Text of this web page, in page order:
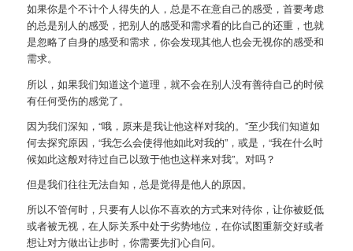
如果你是个不计个人得失的人，总是不在意自己的感受，首要考虑
的总是别人的感受，把别人的感受和需求看的比自己的还重，也就
是忽略了自身的感受和需求，你会发现其他人也会无视你的感受和
需求。
所以，如果我们知道这个道理，就不会在别人没有善待自己的时候
有任何受伤的感觉了。
因为我们深知，“哦，原来是我让他这样对我的。”至少我们知道如
何去探究原因，“我怎么会使得他如此对我的”，或是，“我在什么时
候如此这般对待过自己以致于他也这样来对我”。对吗？
但是我们往往无法自知，总是觉得是他人的原因。
所以不管何时，只要有人以你不喜欢的方式来对待你，让你被贬低
或者被无视，在人际关系中处于劣势地位，在你试图重新交好或者
想让对方做出让步时，你需要先扪心自问。